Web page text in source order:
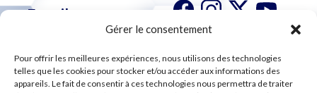
Gérer le consentement
Pour offrir les meilleures expériences, nous utilisons des technologies
telles que les cookies pour stocker et/ou accéder aux informations des
appareils. Le fait de consentir à ces technologies nous permettra de traiter
S'abonner à
notre